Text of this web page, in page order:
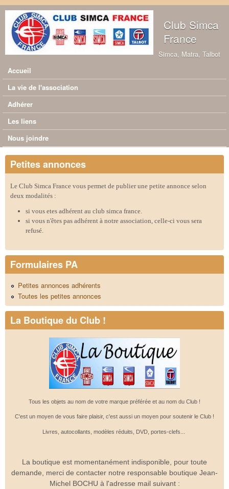
Aller au contenu principal
Club Simca
France
Simca, Matra, Talbot
Menu principal
Accueil
La vie de l'association
Adhérer
Les liens
Nous joindre
Petites annonces
Le Club Simca France vous permet de publier une petite annonce selon
deux modalités :
si vous etes adhérent au club simca france.
si vous n'êtes pas adhérent à notre association, celle-ci vous sera
refusé.
Formulaires PA
Petites annonces adhérents
Toutes les petites annonces
La Boutique du Club !
Tous les objets au nom de votre marque préférée et au nom du Club !
C'est un moyen de vous faire plaisir, c'est aussi un moyen pour soutenir le Club !
Livres, autocollants, modèles réduits, DVD, portes-clefs...
La boutique est momentanément indisponible, pour toute
demande, merci de contacter notre responsable boutique Jean-
Michel BOCHU à l'adresse mail suivant :